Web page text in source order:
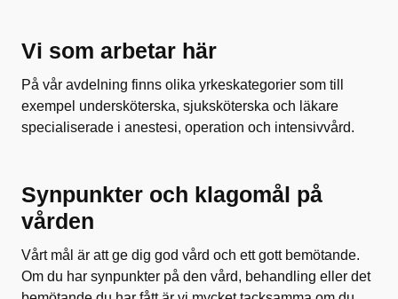
Vi som arbetar här
På vår avdelning finns olika yrkeskategorier som till
exempel undersköterska, sjuksköterska och läkare
specialiserade i anestesi, operation och intensivvård.
Synpunkter och klagomål på
vården
Vårt mål är att ge dig god vård och ett gott bemötande.
Om du har synpunkter på den vård, behandling eller det